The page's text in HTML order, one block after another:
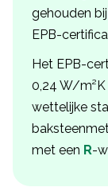
gehouden
EPB-
Het EPB-
0,24 W/
wettelijke
met een R-